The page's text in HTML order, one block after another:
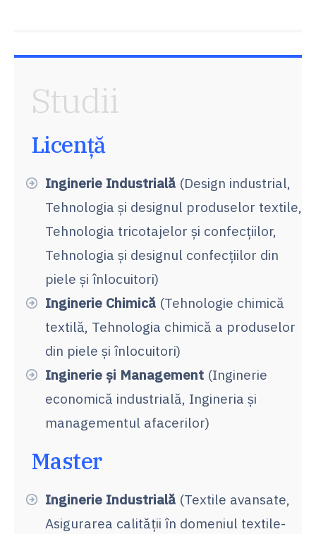
Studii
Licență
Inginerie Industrială (Design industrial,
Tehnologia şi designul produselor textile,
Tehnologia tricotajelor şi confecţiilor,
Tehnologia şi designul confecţiilor din
piele şi înlocuitori)
Inginerie Chimică (Tehnologie chimică
textilă, Tehnologia chimică a produselor
din piele şi înlocuitori)
Inginerie și Management (Inginerie
economică industrială, Ingineria și
managementul afacerilor)
Master
Inginerie Industrială (Textile avansate,
Asigurarea calității în domeniul textile-